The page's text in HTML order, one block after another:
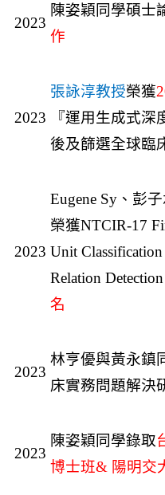
2023
陳姿穎同學碩士
作
2023
張詠淳教授榮獲
『運用生成式
後及篩選全球臨
2023
Eugene Sy 、彭
榮獲NTCIR-17
Unit Classification
Relation
名
2023
林亨優與黃永鎮
床實務問題解決
2023
陳姿穎同學錄取
博士班& 陽明交